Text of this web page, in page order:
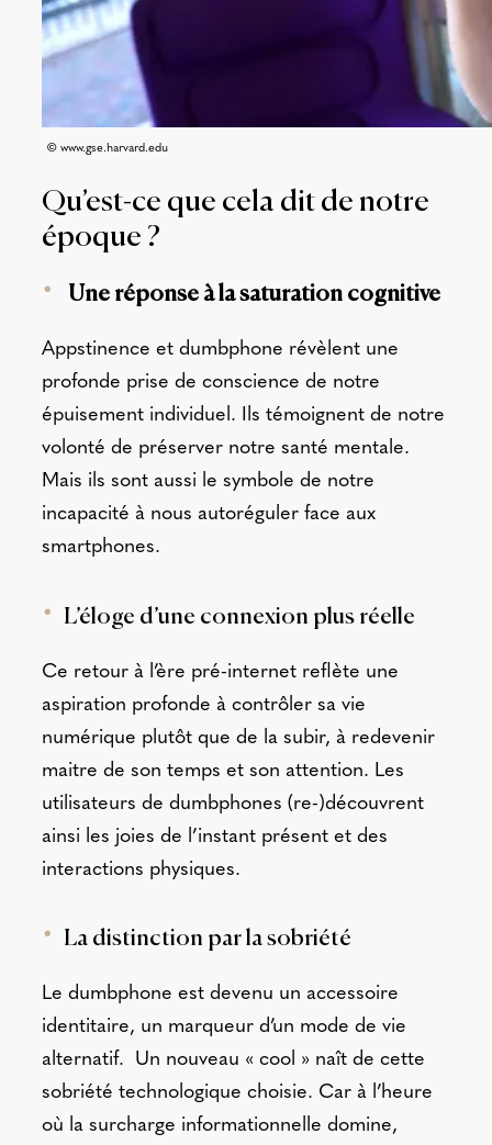
© www.gse.harvard.edu
Qu’est-ce que cela dit de notre
époque ?
Une réponse à la saturation cognitive
Appstinence et dumbphone révèlent une
profonde prise de conscience de notre
épuisement individuel. Ils témoignent de notre
volonté de préserver notre santé mentale.
Mais ils sont aussi le symbole de notre
incapacité à nous autoréguler face aux
smartphones.
L’éloge d’une connexion plus réelle
Ce retour à l’ère pré-internet reflète une
aspiration profonde à contrôler sa vie
numérique plutôt que de la subir, à redevenir
maitre de son temps et son attention. Les
utilisateurs de dumbphones (re-)découvrent
ainsi les joies de l’instant présent et des
interactions physiques.
La distinction par la sobriété
Le dumbphone est devenu un accessoire
identitaire, un marqueur d’un mode de vie
alternatif. Un nouveau « cool » naît de cette
sobriété technologique choisie. Car à l’heure
où la surcharge informationnelle domine,